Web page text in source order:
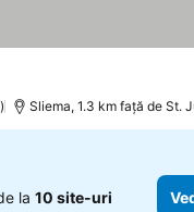
Sliema, 1.3 km faţă de St.
la 10 site-uri